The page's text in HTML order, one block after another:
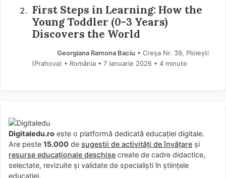
First Steps in Learning: How the
Young Toddler (0-3 Years)
Discovers the World
Georgiana Ramona Baciu • Creșa Nr. 39, Ploiești
(Prahova) • România
7 ianuarie 2026 • 4 minute
Digitaledu.ro este o platformă dedicată educației digitale.
Are peste 15.000 de sugestii de activități de învățare și
resurse educaționale deschise create de cadre didactice,
selectate, revizuite și validate de specialiști în științele
educației.